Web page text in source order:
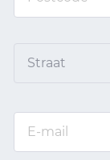
Straat